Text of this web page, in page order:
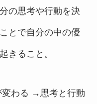
の思考や行動を決
とで自分の中の優
きること。
わる →思考と行動